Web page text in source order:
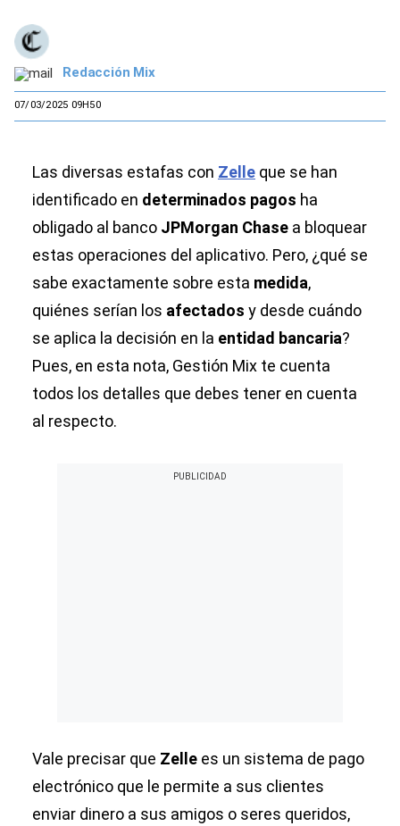
Redacción Mix
07/03/2025 09H50
Las diversas estafas con Zelle que se han
identificado en determinados pagos ha
obligado al banco JPMorgan Chase a bloquear
estas operaciones del aplicativo. Pero, ¿qué se
sabe exactamente sobre esta medida,
quiénes serían los afectados y desde cuándo
se aplica la decisión en la entidad bancaria?
Pues, en esta nota, Gestión Mix te cuenta
todos los detalles que debes tener en cuenta
al respecto.
Vale precisar que Zelle es un sistema de pago
electrónico que le permite a sus clientes
enviar dinero a sus amigos o seres queridos,